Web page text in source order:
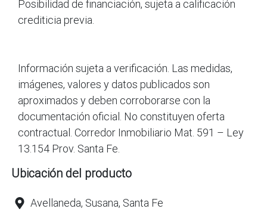
Posibilidad de financiación, sujeta a calificación
crediticia previa.
Información sujeta a verificación. Las medidas,
imágenes, valores y datos publicados son
aproximados y deben corroborarse con la
documentación oficial. No constituyen oferta
contractual. Corredor Inmobiliario Mat. 591 – Ley
13.154 Prov. Santa Fe.
Ubicación del producto
Avellaneda, Susana, Santa Fe